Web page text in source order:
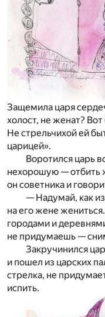
Защемила царя
холост, не женат?
Не стрельчихой ей
царицей».
Воротился царь
нехорошую — отбить
он советника и
— Надумай, как
на его жене
городами и
не придумаешь —
Закручинился
и пошел из царских
стрелка, не
испить.